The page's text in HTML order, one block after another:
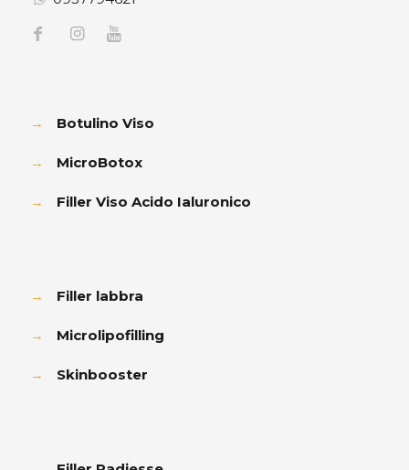
→ Botulino Viso
→ MicroBotox
→ Filler Viso Acido Ialuronico
→ Filler labbra
→ Microlipofilling
→ Skinbooster